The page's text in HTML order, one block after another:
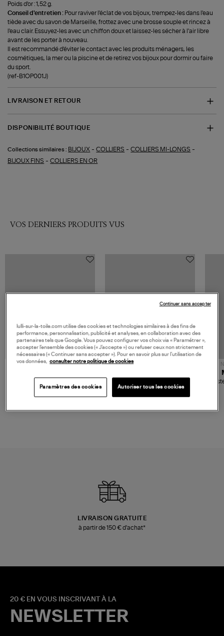
Poids d'or : 1,52 g.
Conseil d'entretien : Pour raviver l'éclat de vos bijoux, trempez-les dans l'eau
tiède avec du savon de Marseille, frottez avec une brosse souple et rincez à
l'eau clair. Essuyez-les avec un chiffon doux et laissez-les sécher à l'air libre
avant de les porter à nouveau.
Il est recommandé d'éviter le contact avec les produits ménagers, les
cosmétiques, la mer ou la piscine et de retirez vos bijoux pour dormir ou faire
du sport.
(ref-B1OP001J)
LIVRAISON ET RETOUR
DISPONIBILITÉ BOUTIQUE
Collections similaires : BIJOUX -COLLIERS -COLLIERS MI-LONGS -
BIJOUX FINS -COLLIERS EN OR
VOS DERNIERS PRODUITS VUS
480,00 €
Champagne
NOUVELLE COLLECTION
189,00 €
Mousse
LIVRAISON GRATUITE
à partir de 150 € d'achat*
20 € EN VOUS INSCRIVANT À LA
NEWSLETTER
lulli-sur-la-toile.com utilise des cookies et technologies similaires à des fins de
performance, personnalisation, publicité et analyses, en collaboration avec des
partenaires tels que Google. Vous pouvez configurer vos choix via « Paramétrer »,
accepter l’ensemble des cookies (« J’accepte ») ou refuser ceux non strictement
nécessaires (« Continuer sans accepter »). Pour en savoir plus sur l’utilisation de
vos données, consulter notre politique de cookies
Paramètres des cookies Autoriser tous les cookies
Continuer sans accepter